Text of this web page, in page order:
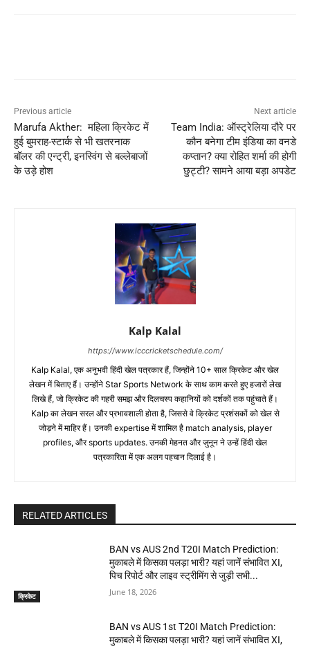
Previous article
Marufa Akther: महिला क्रिकेट में
हुई बुमराह-स्टार्क से भी खतरनाक
बॉलर की एन्ट्री, इनस्विंग से बल्लेबाजों
के उड़े होश
Next article
Team India: ऑस्ट्रेलिया दौरे पर
कौन बनेगा टीम इंडिया का वनडे
कप्तान? क्या रोहित शर्मा की होगी
छुट्टी? सामने आया बड़ा अपडेट
Kalp Kalal
https://www.icccricketschedule.com/
Kalp Kalal, एक अनुभवी हिंदी खेल पत्रकार हैं, जिन्होंने 10+ साल क्रिकेट और खेल
लेखन में बिताए हैं। उन्होंने Star Sports Network के साथ काम करते हुए हजारों लेख
लिखे हैं, जो क्रिकेट की गहरी समझ और दिलचस्प कहानियों को दर्शकों तक पहुंचाते हैं।
Kalp का लेखन सरल और प्रभावशाली होता है, जिससे वे क्रिकेट प्रशंसकों को खेल से
जोड़ने में माहिर हैं। उनकी expertise में शामिल है match analysis, player
profiles, और sports updates. उनकी मेहनत और जुनून ने उन्हें हिंदी खेल
पत्रकारिता में एक अलग पहचान दिलाई है।
RELATED ARTICLES
क्रिकेट
BAN vs AUS 2nd T20I Match Prediction:
मुकाबले में किसका पलड़ा भारी? यहां जानें संभावित XI,
पिच रिपोर्ट और लाइव स्ट्रीमिंग से जुड़ी सभी...
June 18, 2026
BAN vs AUS 1st T20I Match Prediction:
मुकाबले में किसका पलड़ा भारी? यहां जानें संभावित XI,